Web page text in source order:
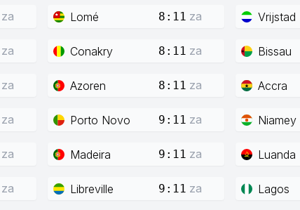
za Lomé 8:11 za Vrijstad
za Conakry 8:11 za Bissau
za Azoren 8:11 za Accra
za Porto Novo 9:11 za Niamey
za Madeira 9:11 za Luanda
za Libreville 9:11 za Lagos